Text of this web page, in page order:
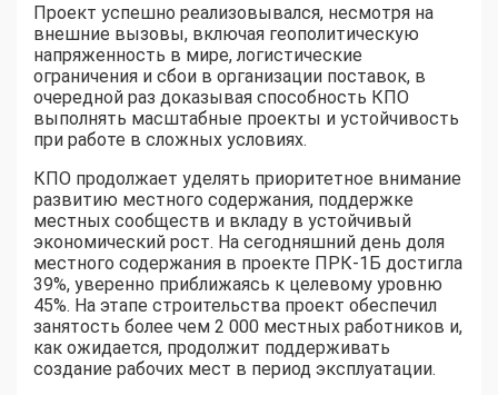
Проект успешно реализовывался, несмотря на
внешние вызовы, включая геополитическую
напряженность в мире, логистические
ограничения и сбои в организации поставок, в
очередной раз доказывая способность КПО
выполнять масштабные проекты и устойчивость
при работе в сложных условиях.
КПО продолжает уделять приоритетное внимание
развитию местного содержания, поддержке
местных сообществ и вкладу в устойчивый
экономический рост. На сегодняшний день доля
местного содержания в проекте ПРК-1Б достигла
39%, уверенно приближаясь к целевому уровню
45%. На этапе строительства проект обеспечил
занятость более чем 2 000 местных работников и,
как ожидается, продолжит поддерживать
создание рабочих мест в период эксплуатации.